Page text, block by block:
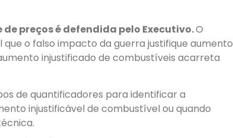
preços é defendida pelo Executivo.O
o falso impacto da guerra justifique aumento
injustificado de combustíveis acarreta
de quantificadores para identificar a
injustificável de combustível ou quando